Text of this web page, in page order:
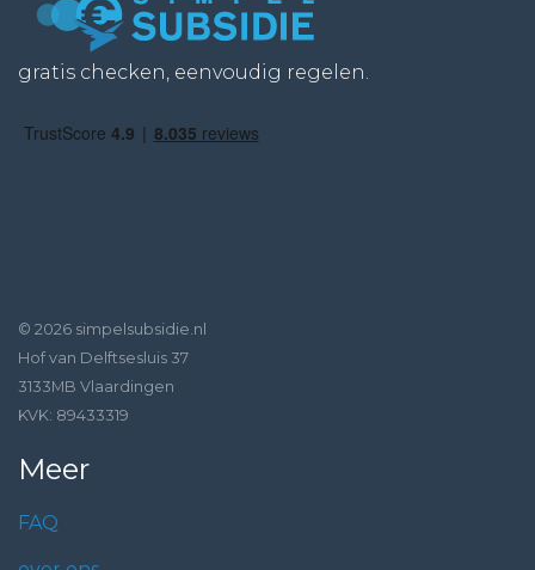
gratis checken, eenvoudig regelen.
© 2026 simpelsubsidie.nl
Hof van Delftsesluis 37
3133MB Vlaardingen
KVK: 89433319
Meer
FAQ